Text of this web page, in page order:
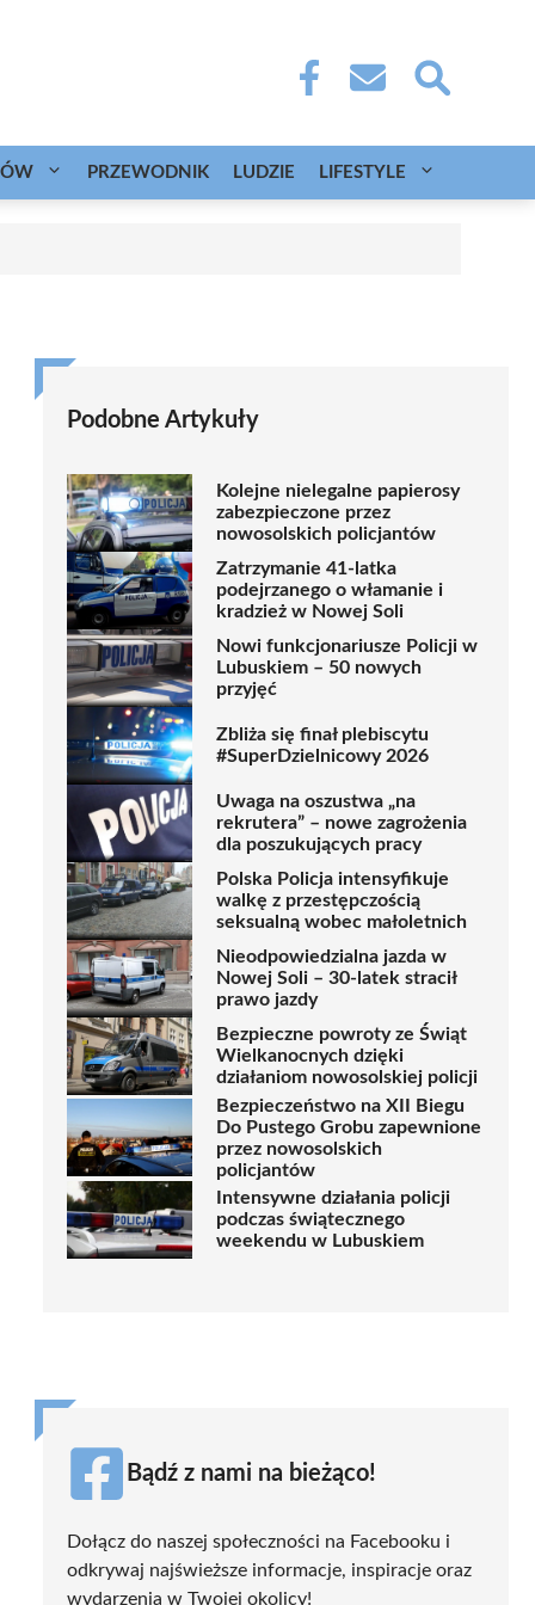
PRZEWODNIK LUDZIE LIFESTYLE
Podobne Artykuły
Kolejne nielegalne papierosy
zabezpieczone przez
nowosolskich policjantów
Zatrzymanie 41-latka
podejrzanego o włamanie i
kradzież w Nowej Soli
Nowi funkcjonariusze Policji w
Lubuskiem – 50 nowych
przyjęć
Zbliża się finał plebiscytu
#SuperDzielnicowy 2026
Uwaga na oszustwa „na
rekrutera” – nowe zagrożenia
dla poszukujących pracy
Polska Policja intensyfikuje
walkę z przestępczością
seksualną wobec małoletnich
Nieodpowiedzialna jazda w
Nowej Soli – 30-latek stracił
prawo jazdy
Bezpieczne powroty ze Świąt
Wielkanocnych dzięki
działaniom nowosolskiej policji
Bezpieczeństwo na XII Biegu
Do Pustego Grobu zapewnione
przez nowosolskich
policjantów
Intensywne działania policji
podczas świątecznego
weekendu w Lubuskiem
Bądź z nami na bieżąco!
Dołącz do naszej społeczności na Facebooku i
odkrywaj najświeższe informacje, inspiracje oraz
wydarzenia w Twojej okolicy!